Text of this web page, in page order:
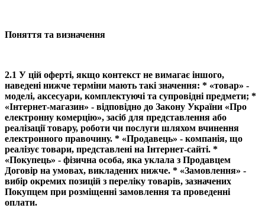
Поняття та визначення
2.1 У цій оферті, якщо контекст не вимагає іншого,
наведені нижче терміни мають такі значення: * «товар» -
моделі, аксесуари, комплектуючі та супровідні предмети; *
«Інтернет-магазин» - відповідно до Закону України «Про
електронну комерцію», засіб для представлення або
реалізації товару, роботи чи послуги шляхом вчинення
електронного правочину. * «Продавець» - компанія, що
реалізує товари, представлені на Інтернет-сайті. *
«Покупець» - фізична особа, яка уклала з Продавцем
Договір на умовах, викладених нижче. * «Замовлення» -
вибір окремих позицій з переліку товарів, зазначених
Покупцем при розміщенні замовлення та проведенні
оплати.